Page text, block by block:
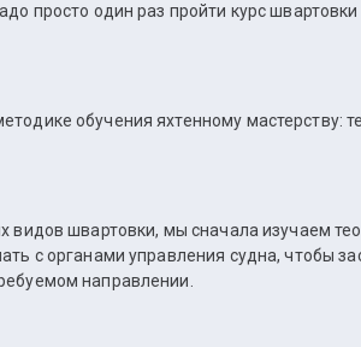
просто один раз пройти курс швартовки
обучения яхтенному мастерству:
видов швартовки, мы сначала изучаем
с органами управления судна, чтобы
направлении.